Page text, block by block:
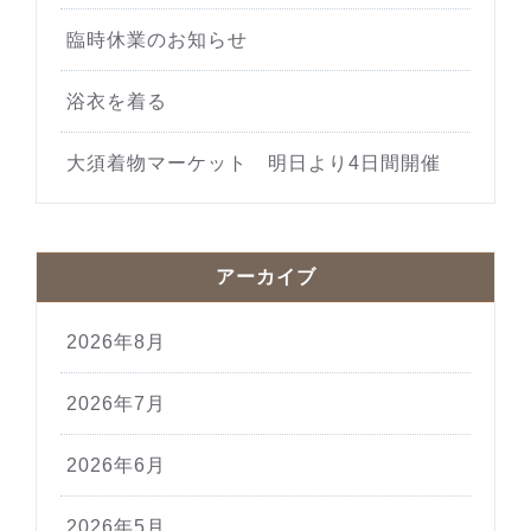
臨時休業のお知らせ
浴衣を着る
大須着物マーケット 明日より4日間開催
アーカイブ
2026年8月
2026年7月
2026年6月
2026年5月